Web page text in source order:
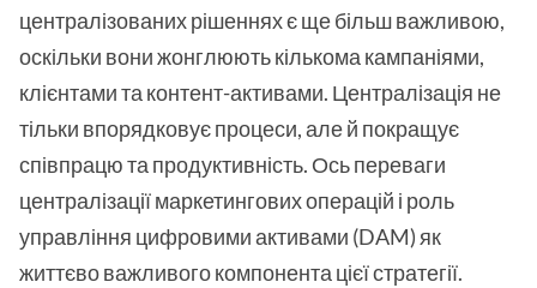
централізованих рішеннях є ще більш важливою,
оскільки вони жонглюють кількома кампаніями,
клієнтами та контент-активами. Централізація не
тільки впорядковує процеси, але й покращує
співпрацю та продуктивність. Ось переваги
централізації маркетингових операцій і роль
управління цифровими активами (DAM) як
життєво важливого компонента цієї стратегії.